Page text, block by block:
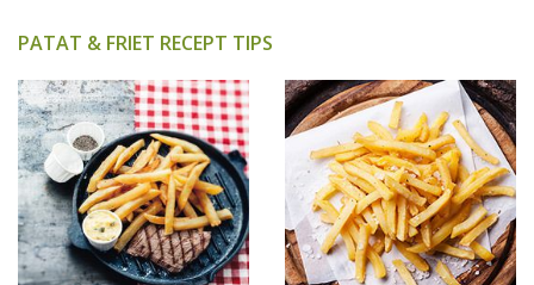
PATAT & FRIET RECEPT TIPS